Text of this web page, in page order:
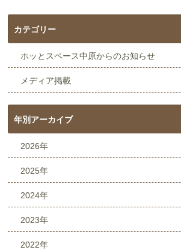
カテゴリー
ホッとスペース中原からのお知らせ
メディア掲載
年別アーカイブ
2026年
2025年
2024年
2023年
2022年